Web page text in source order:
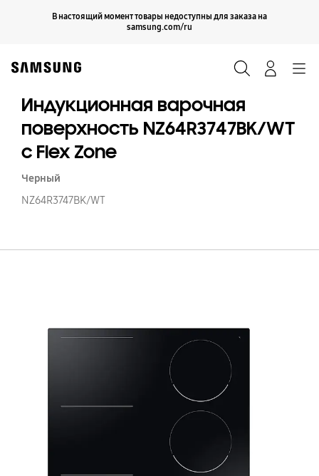
В настоящий момент товары недоступны для заказа на
samsung.com/ru
Продолжить
Индукционная варочная
поверхность NZ64R3747BK/WT
с Flex Zone
Черный
NZ64R3747BK/WT